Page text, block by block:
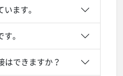
ます。
。
はできますか？